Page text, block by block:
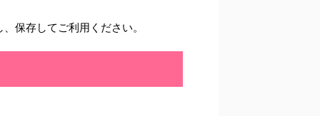
保存してご利用ください。